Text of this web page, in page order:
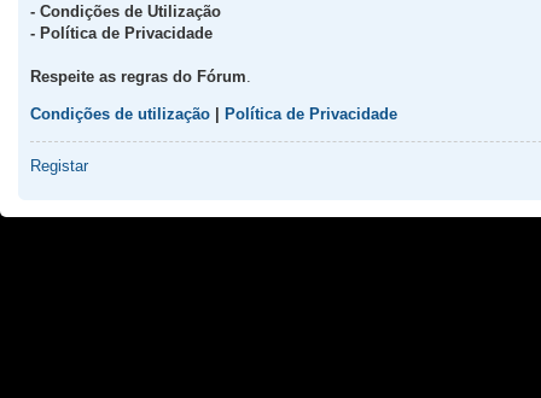
- Condições de Utilização
- Política de Privacidade
Respeite as regras do Fórum
Condições de utilização Política de Privacidade
Registar